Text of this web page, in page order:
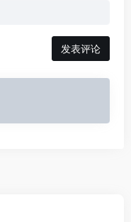
发表评论